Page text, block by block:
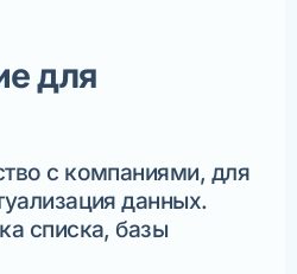
для
с компаниями, для
данных.
списка, базы